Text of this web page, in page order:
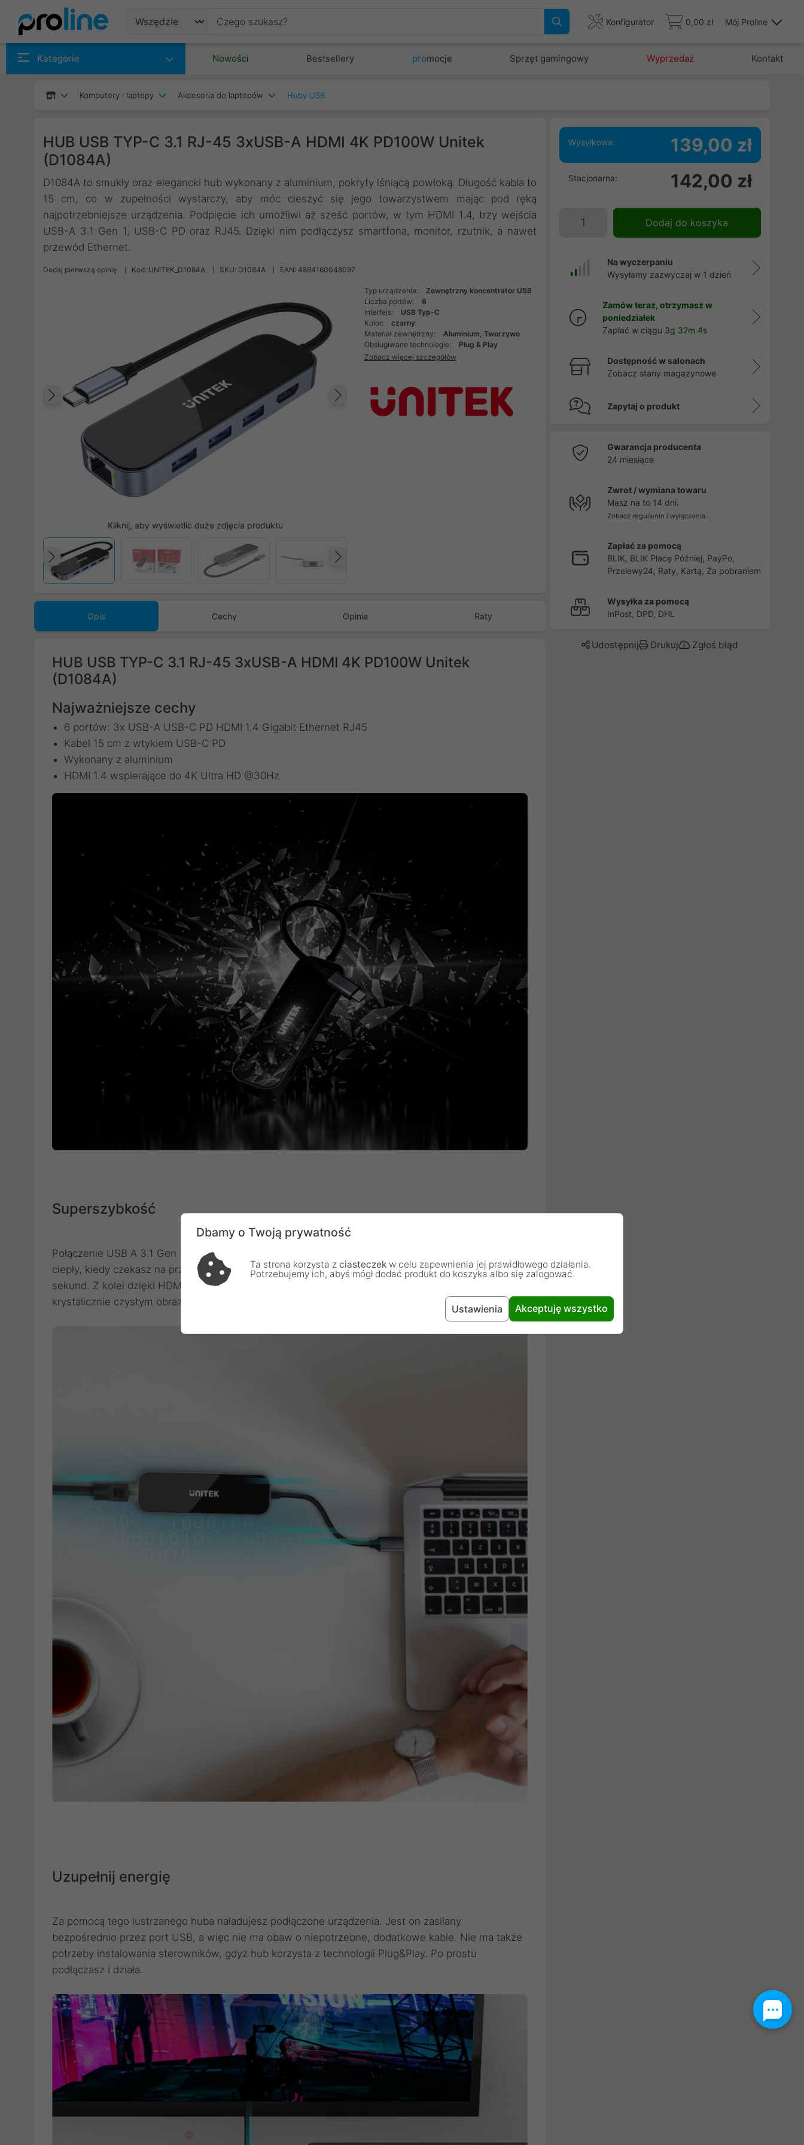
Konfigurator 0,00 zł Mój Proline
Kategorie Nowości Bestsellery promocje Sprzęt gamingowy Wyprzedaż Kontakt
Komputery i laptopy Akcesoria do laptopów Huby USB
HUB USB TYP-C 3.1 RJ-45 3xUSB-A HDMI 4K PD100W Unitek
(D1084A)
D1084A to smukły oraz elegancki hub wykonany z aluminium, pokryty lśniącą powłoką. Długość kabla to
15 cm, co w zupełności wystarczy, aby móc cieszyć się jego towarzystwem mając pod ręką
najpotrzebniejsze urządzenia. Podpięcie ich umożliwi aż sześć portów, w tym HDMI 1.4, trzy wejścia
USB-A 3.1 Gen 1, USB-C PD oraz RJ45. Dzięki nim podłączysz smartfona, monitor, rzutnik, a nawet
przewód Ethernet.
Dodaj pierwszą opinię Kod: UNITEK_D1084A SKU: D1084A EAN: 4894160048097
Następny
Poprzedni
Kliknij, aby wyświetlić duże zdjęcia produktu
Poprzedni
Typ urządzenia:
Zewnętrzny koncentrator USB
Liczba portów:
6
Interfejs:
USB Typ-C
Kolor:
czarny
Materiał zewnętrzny:
Aluminium, Tworzywo
Obsługiwane technologie:
Plug & Play
Zobacz więcej szczegółów
Opis Cechy Opinie Raty
HUB USB TYP-C 3.1 RJ-45 3xUSB-A HDMI 4K PD100W Unitek
(D1084A)
Najważniejsze cechy
6 portów: 3x USB-A USB-C PD HDMI 1.4 Gigabit Ethernet RJ45
Kabel 15 cm z wtykiem USB-C PD
Wykonany z aluminium
HDMI 1.4 wspierające do 4K Ultra HD @30Hz
Superszybkość
Połączenie USB A 3.1 Gen 1 zapewnia szybkość do 5Gbps, co oznacza, że popcorn wciąż będzie
ciepły, kiedy czekasz na przeniesienie pliku z ulubionym filmem - transfer trwa zaledwie kilka
sekund. Z kolei dzięki HDMI 1.4 obejrzysz go w rozdzielczości 4K Ultra HD @30Hz, ciesząc się
krystalicznie czystym obrazem.
Uzupełnij energię
Za pomocą tego lustrzanego huba naładujesz podłączone urządzenia. Jest on zasilany
bezpośrednio przez port USB, a więc nie ma obaw o niepotrzebne, dodatkowe kable. Nie ma także
potrzeby instalowania sterowników, gdyż hub korzysta z technologii Plug&Play. Po prostu
podłączasz i działa.
Wysyłkowa: 139,00 zł
Stacjonarna: 142,00 zł
Dodaj do koszyka
Na wyczerpaniu
Wysyłamy zazwyczaj w 1 dzień
Zamów teraz, otrzymasz w
poniedziałek
Zapłać w ciągu 3g 32m 2s
Dostępność w salonach
Zobacz stany magazynowe
Zapytaj o produkt
Gwarancja producenta
24 miesiące
Zwrot / wymiana towaru
Masz na to 14 dni.
Zobacz regulamin i wyłączenia...
Zapłać za pomocą
BLIK, BLIK Płacę Później, PayPo,
Przelewy24, Raty, Kartą, Za pobraniem
Wysyłka za pomocą
InPost, DPD, DHL
Udostępnij Drukuj Zgłoś błąd
Dbamy o Twoją prywatność
Ta strona korzysta z ciasteczek w celu zapewnienia jej prawidłowego działania.
Potrzebujemy ich, abyś mógł dodać produkt do koszyka albo się zalogować.
Ustawienia Akceptuję wszystko